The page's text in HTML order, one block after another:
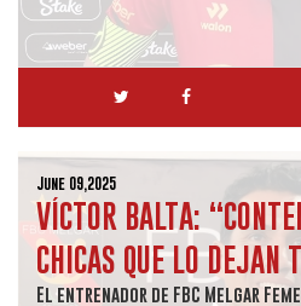
June 09,2025
VÍCTOR BALTA:
CHICAS QUE LO DEJAN
El entrenador de FBC Melgar